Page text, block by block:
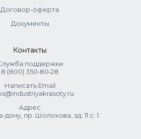
Договор-оферта
Документы
Контакты
поддержки
8 (800) 350‑80‑28
Написать Email
Адрес
дону, пр. Шолохова, зд. 11 с. 1